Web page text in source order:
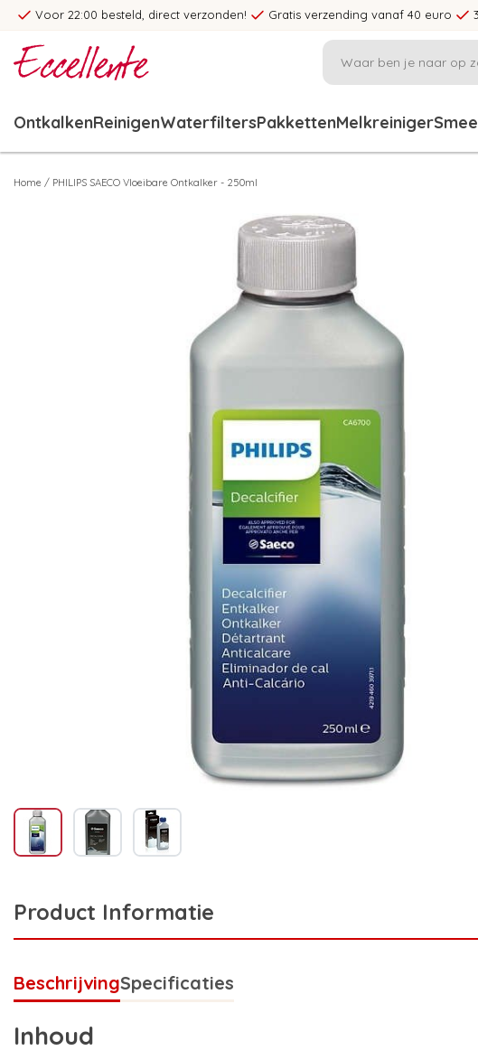
Voor 22:00 besteld, direct verzonden! Gratis verzending vanaf 40 euro
OntkalkenReinigenWaterfiltersPakkettenMelkreiniger
Home / PHILIPS SAECO Vloeibare Ontkalker - 250ml
Product Informatie
BeschrijvingSpecificaties
Inhoud